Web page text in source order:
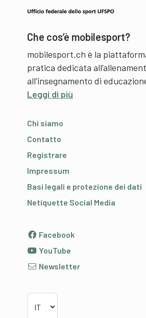
Che cos’è mobilesport?
mobilesport.ch è la
pratica dedicata
all’insegnamento di
Leggi di più
Chi siamo
Contatto
Registrare
Impressum
Basi legali e protezione dei dati
Netiquette Social Media
Facebook
YouTube
Newsletter